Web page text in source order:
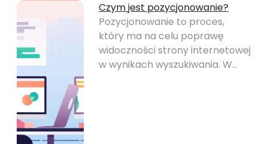
Czym jest pozycjonowanie?
Pozycjonowanie to proces,
który ma na celu poprawę
widoczności strony internetowej
w wynikach wyszukiwania. W…